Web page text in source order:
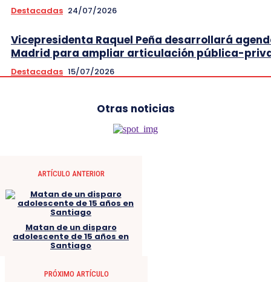
Destacadas 24/07/2026
Vicepresidenta Raquel Peña desarrollará
Madrid para ampliar articulación pública-
Destacadas 15/07/2026
Otras noticias
ARTÍCULO ANTERIOR
Matan de un disparo
adolescente de 15 años en
Santiago
PRÓXIMO ARTÍCULO